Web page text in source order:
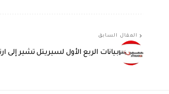
المقال السابق
بيانات الربع الأول لسيريتل تشير إلى